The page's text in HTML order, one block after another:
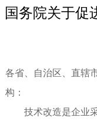
国务院关于促
各省、自治区、直辖
构：
技术改造是企业采